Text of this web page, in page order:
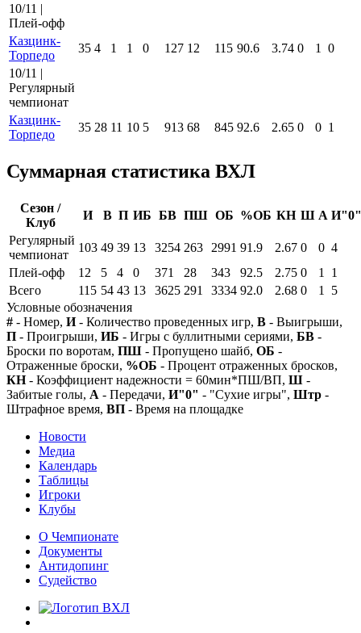
10/11 |
Плей-офф
Казцинк-
Торпедо
35 4 1 1 0 127 12 115 90.6 3.74 0 1
0
10/11 |
Регулярный
чемпионат
Казцинк-
Торпедо
35 28 11 10 5 913 68 845 92.6 2.65 0 0 1
Суммарная статистика ВХЛ
Сезон /
Клуб
И В П ИБ БВ ПШ ОБ %ОБ КН Ш А И"0"
Регулярный
чемпионат
103 49 39 13 3254 263 2991 91.9 2.67 0 0 4
Плей-офф
12 5 4 0 371 28 343 92.5 2.75 0 1
1
Всего
115 54 43 13 3625 291 3334 92.0 2.68 0 1
5
Условные обозначения
# - Номер, И- Количество проведенных игр, В - Выигрыши,
П - Проигрыши, ИБ - Игры с буллитными сериями, БВ -
Броски по воротам, ПШ - Пропущено шайб, ОБ -
Отраженные броски, %ОБ - Процент отраженных бросков,
КН- Коэффициент надежности = 60мин*ПШ/ВП, Ш -
Забитые голы, А - Передачи, И"0" - "Сухие игры", Штр -
Штрафное время, ВП - Время на площадке
Новости
Медиа
Календарь
Таблицы
Игроки
Клубы
О Чемпионате
Документы
Антидопинг
Судейство